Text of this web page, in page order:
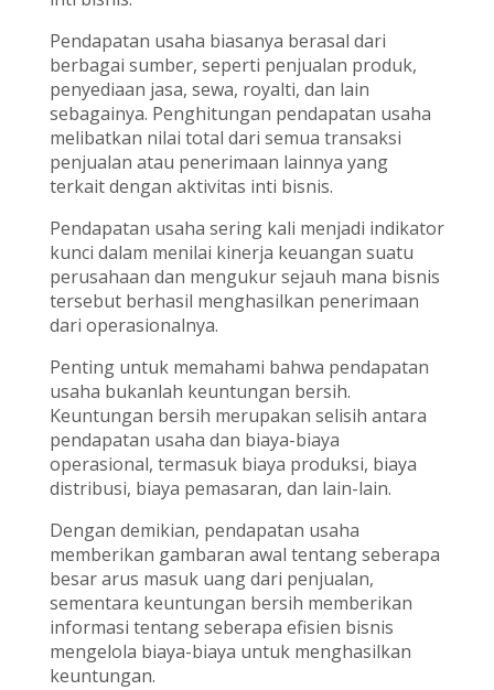
Pendapatan usaha biasanya berasal dari
berbagai sumber, seperti penjualan produk,
penyediaan jasa, sewa, royalti, dan lain
sebagainya. Penghitungan pendapatan usaha
melibatkan nilai total dari semua transaksi
penjualan atau penerimaan lainnya yang
terkait dengan aktivitas inti bisnis.
Pendapatan usaha sering kali menjadi indikator
kunci dalam menilai kinerja keuangan suatu
perusahaan dan mengukur sejauh mana bisnis
tersebut berhasil menghasilkan penerimaan
dari operasionalnya.
Penting untuk memahami bahwa pendapatan
usaha bukanlah keuntungan bersih.
Keuntungan bersih merupakan selisih antara
pendapatan usaha dan biaya-biaya
operasional, termasuk biaya produksi, biaya
distribusi, biaya pemasaran, dan lain-lain.
Dengan demikian, pendapatan usaha
memberikan gambaran awal tentang seberapa
besar arus masuk uang dari penjualan,
sementara keuntungan bersih memberikan
informasi tentang seberapa efisien bisnis
mengelola biaya-biaya untuk menghasilkan
keuntungan.